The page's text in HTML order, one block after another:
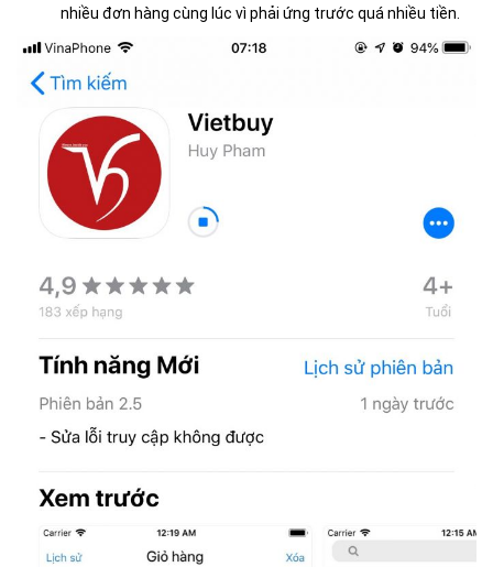
nhiều đơn hàng cùng lúc vì phải ứng trước quá nhiều tiền.